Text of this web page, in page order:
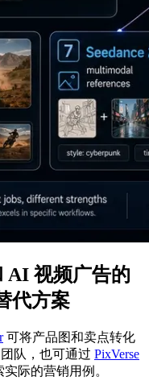
AI 视频广告的
代方案
可将产品图和卖点转化
队，也可通过 PixVerse
际的营销用例。